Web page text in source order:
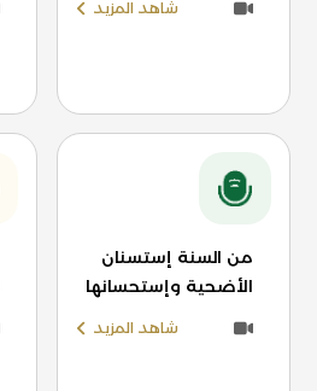
شاهد المزيد
من السنة إستسنان
الأضحية وإستحسانها
شاهد المزيد